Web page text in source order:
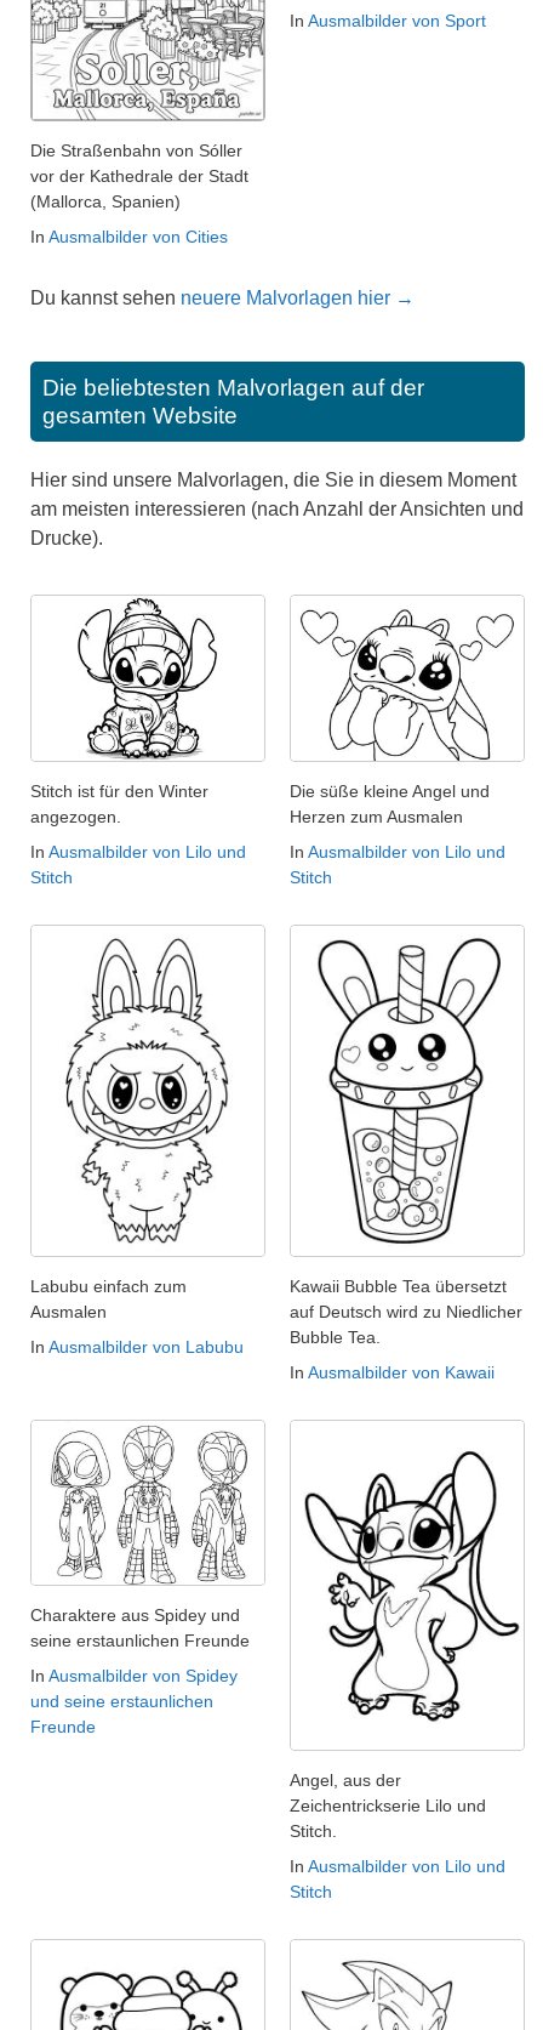
Die Straßenbahn von Sóller
vor der Kathedrale der Stadt
(Mallorca, Spanien)
In Ausmalbilder von Cities
In Ausmalbilder von Sport
Du kannst sehen neuere Malvorlagen hier →
Die beliebtesten Malvorlagen auf der
gesamten Website
Hier sind unsere Malvorlagen, die Sie in diesem Moment
am meisten interessieren (nach Anzahl der Ansichten und
Drucke).
Stitch ist für den Winter
angezogen.
In Ausmalbilder von Lilo und
Stitch
Die süße kleine Angel und
Herzen zum Ausmalen
In Ausmalbilder von Lilo und
Stitch
Labubu einfach zum
Ausmalen
In Ausmalbilder von Labubu
Kawaii Bubble Tea übersetzt
auf Deutsch wird zu Niedlicher
Bubble Tea.
In Ausmalbilder von Kawaii
Charaktere aus Spidey und
seine erstaunlichen Freunde
In Ausmalbilder von Spidey
und seine erstaunlichen
Freunde
Angel, aus der
Zeichentrickserie Lilo und
Stitch.
In Ausmalbilder von Lilo und
Stitch